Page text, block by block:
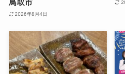
鳥取市
2026年8月4日